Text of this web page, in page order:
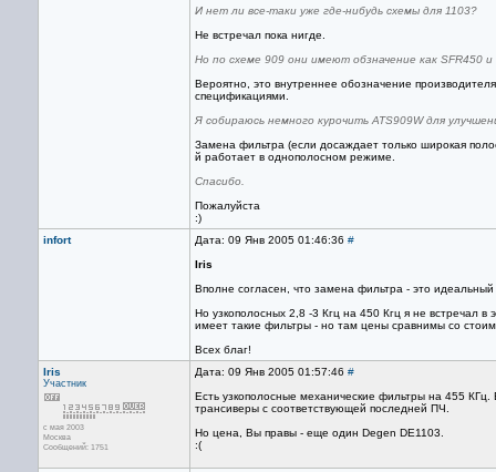
И нет ли все-таки уже где-нибудь схемы для 1103?
Не встречал пока нигде.
Но по схеме 909 они имеют обзначение как SFR450 и
Вероятно, это внутреннее обозначение
спецификациями.
Я собираюсь немного курочить ATS909W для
Замена фильтра (если досаждает только широкая
й работает в однополосном режиме.
Спасибо.
Пожалуйста
:)
infort
Дата: 09 Янв 2005 01:46:36 #
Iris
Вполне согласен, что замена фильтра - это идеальный
Но узкополосных 2,8 -3 Кгц на 450 Кгц я не встречал
имеет такие фильтры - но там цены сравнимы со
Всех благ!
Iris
Участник
с мая 2003
Москва
Сообщений: 1751
Дата: 09 Янв 2005 01:57:46 #
Есть узкополосные механические фильтры на 455 КГц.
трансиверы с соответствующей последней ПЧ.
Но цена, Вы правы - еще один Degen DE1103.
:(